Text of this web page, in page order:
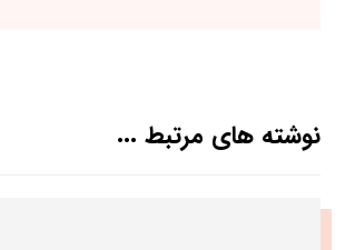
نوشته های مرتبط ...